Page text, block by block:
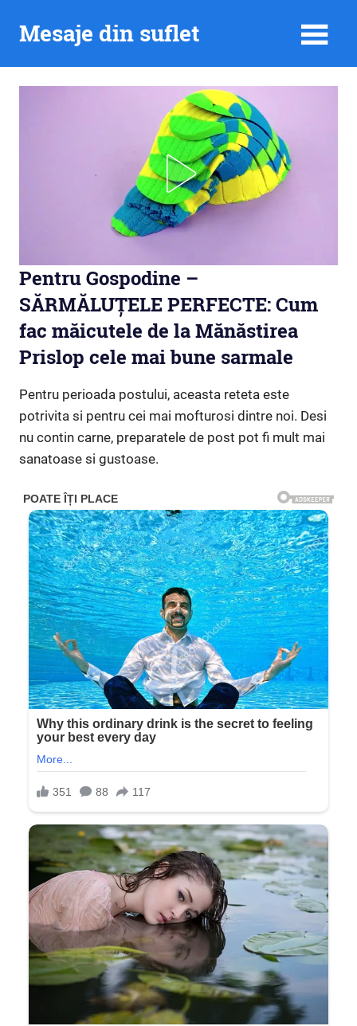
Mesaje din suflet
Pentru Gospodine –
SĂRMĂLUȚELE PERFECTE: Cum
fac măicutele de la Mănăstirea
Prislop cele mai bune sarmale
Pentru perioada postului, aceasta reteta este
potrivita si pentru cei mai mofturosi dintre noi. Desi
nu contin carne, preparatele de post pot fi mult mai
sanatoase si gustoase.